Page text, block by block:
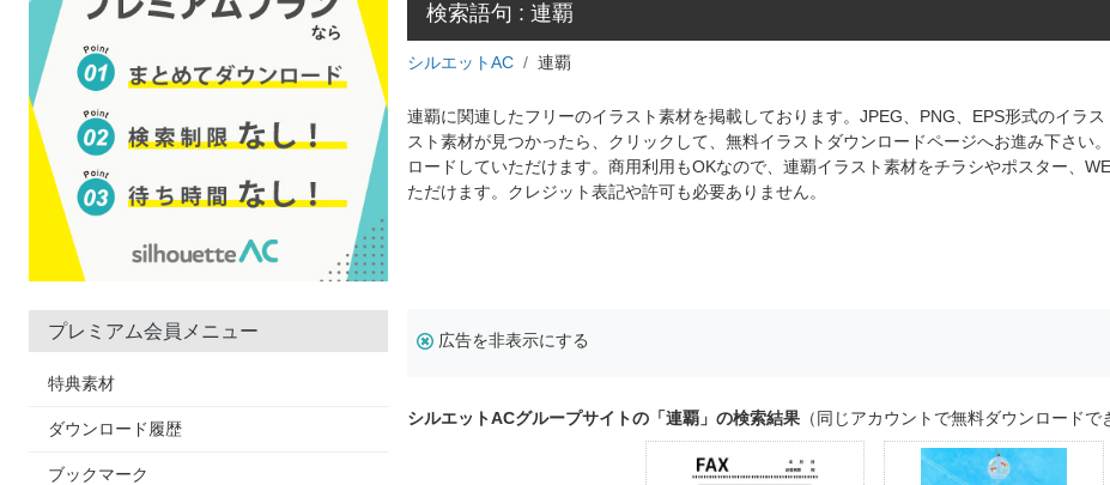
プレミアム会員メニュー
特典素材
ダウンロード履歴
ブックマーク
検索語句 : 連覇
シルエットAC 連覇
連覇に関連したフリーのイラスト素材を掲載しております。JPEG、PNG、EPS形式のイラ
スト素材が見つかったら、クリックして、無料イラストダウンロードページへお進み下さい
ロードしていただけます。商用利用もOKなので、連覇イラスト素材をチラシやポスター、
ただけます。クレジット表記や許可も必要ありません。
広告を非表示にする
シルエットACグループサイトの「連覇」の検索結果 （同じアカウントで無料ダウンロードで